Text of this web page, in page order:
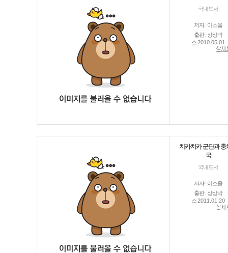
국내도서
저자 : 이소을
출판 : 상상박
스2010.05.01
치카치카 군단과 충
국
국내도서
저자 : 이소을
출판 : 상상박
스2011.01.20